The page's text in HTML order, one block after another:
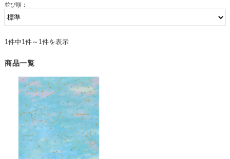
並び順：
1件中1件～1件を表示
商品一覧